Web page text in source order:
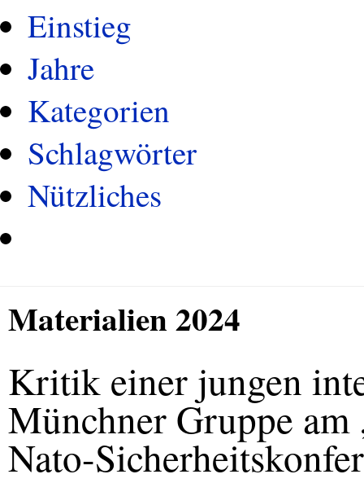
Einstieg
Jahre
Kategorien
Schlagwörter
Nützliches
Materialien 2024
Kritik einer jungen
Münchner Gruppe
Nato-